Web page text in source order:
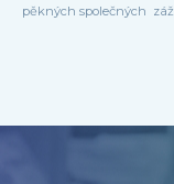
pěkných společných